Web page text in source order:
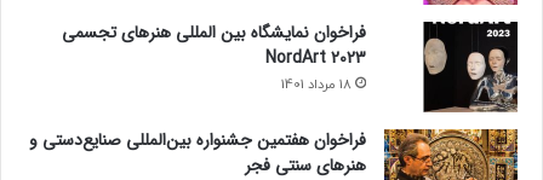
2
فراخوان نمایشگاه بین المللی هنرهای تجسمی
NordArt 2023
18 مرداد 1401
فراخوان هفتمین جشنواره بین‌المللی صنایع‌دستی و
هنرهای سنتی فجر